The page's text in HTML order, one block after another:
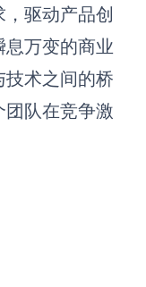
驱动产品创
万变的商业
术之间的桥
队在竞争激